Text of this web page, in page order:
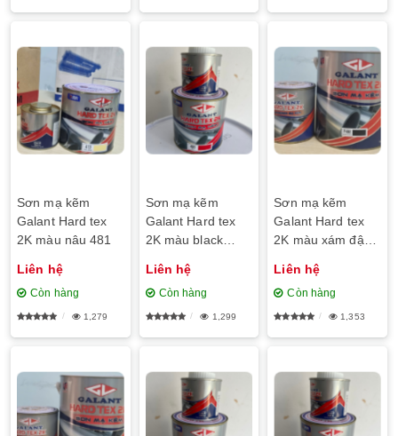
Sơn mạ kẽm
Galant Hard tex
2K màu nâu 481
Liên hệ
Còn hàng
1,279
Sơn mạ kẽm
Galant Hard tex
2K màu black
Liên hệ
Còn hàng
1,299
Sơn mạ kẽm
Galant Hard tex
2K màu xám đậm
Liên hệ
Còn hàng
1,353